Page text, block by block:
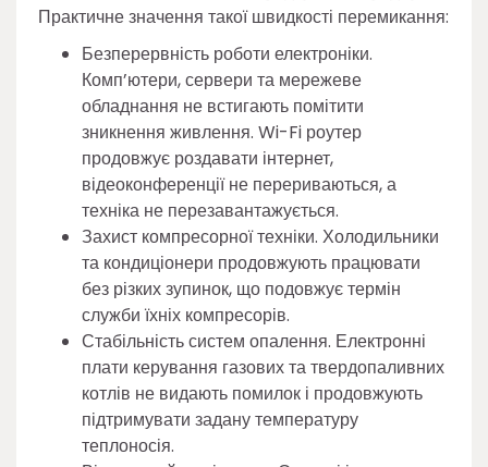
Практичне значення такої швидкості перемикання:
Безперервність роботи електроніки.
Комп’ютери, сервери та мережеве
обладнання не встигають помітити
зникнення живлення. Wi-Fi роутер
продовжує роздавати інтернет,
відеоконференції не перериваються, а
техніка не перезавантажується.
Захист компресорної техніки. Холодильники
та кондиціонери продовжують працювати
без різких зупинок, що подовжує термін
служби їхніх компресорів.
Стабільність систем опалення. Електронні
плати керування газових та твердопаливних
котлів не видають помилок і продовжують
підтримувати задану температуру
теплоносія.